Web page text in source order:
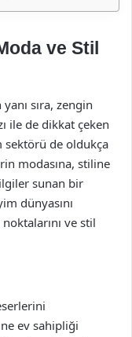
ve Stil
sıra, zengin
ile de dikkat çeken
sektörü de oldukça
modasına, stiline
sunan bir
dünyasını
ve stil
ev sahipliği